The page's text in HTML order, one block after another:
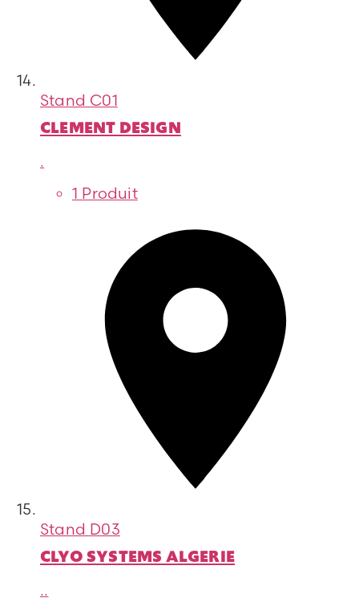
Stand C01
CLEMENT DESIGN
.
1 Produit
Stand D03
CLYO SYSTEMS ALGERIE
..